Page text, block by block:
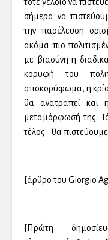
σήμερα να
την παρέλευση
ακόμα πιο
με βιασύνη η
κορυφή του
αποκορύφωμα, η
θα ανατραπεί και
μεταμόρφωσή της.
τέλος– θα
[άρθρο του Giorgio
[Πρώτη